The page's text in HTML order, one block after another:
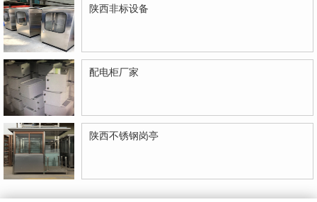
陕西非标设备
配电柜厂家
陕西不锈钢岗亭